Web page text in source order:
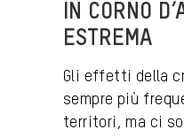
IN CORNO
ESTREMA
Gli effetti della
sempre più
territori, ma ci